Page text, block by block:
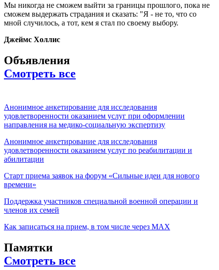
Мы никогда не сможем выйти за границы прошлого, пока не
сможем выдержать страдания и сказать: "Я - не то, что со
мной случилось, а тот, кем я стал по своему выбору.
Джеймс Холлис
Объявления
Смотреть все
Анонимное анкетирование для исследования
удовлетворенности оказанием услуг при оформлении
направления на медико-социальную экспертизу
Анонимное анкетирование для исследования
удовлетворенности оказанием услуг по реабилитации и
абилитации
Старт приема заявок на форум «Сильные идеи для нового
времени»
Поддержка участников специальной военной операции и
членов их семей
Как записаться на прием, в том числе через МАХ
Памятки
Смотреть все